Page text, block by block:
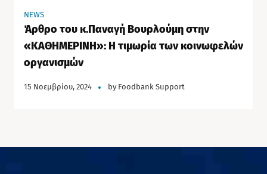
NEWS
Άρθρο του κ.Παναγή Βουρλούμη στην
«ΚΑΘΗΜΕΡΙΝΗ»: Η τιμωρία των κοινωφελών
οργανισμών
15 Νοεμβρίου, 2024 by Foodbank Support